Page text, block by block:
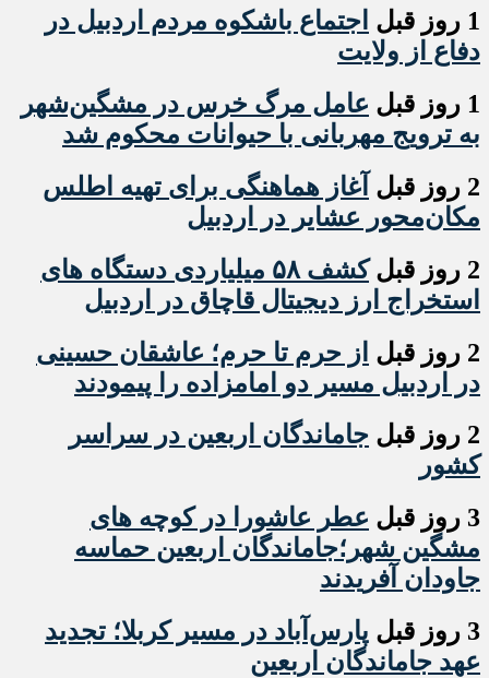
1 روز قبل
اجتماع باشکوه مردم اردبیل در
دفاع از ولایت
1 روز قبل
عامل مرگ خرس در مشگین‌شهر
به ترویج مهربانی با حیوانات محکوم شد
2 روز قبل
آغاز هماهنگی برای تهیه اطلس
مکان‌محور عشایر در اردبیل
2 روز قبل
کشف ۵۸ میلیاردی دستگاه های
استخراج ارز دیجیتال قاچاق در اردبیل
2 روز قبل
از حرم تا حرم؛ عاشقان حسینی
در اردبیل مسیر دو امامزاده را پیمودند
2 روز قبل
جاماندگان اربعین در سراسر
کشور
3 روز قبل
عطر عاشورا در کوچه های
مشگین شهر؛جاماندگان اربعین حماسه
جاودان آفریدند
3 روز قبل
پارس‌آباد در مسیر کربلا؛ تجدید
عهد جاماندگان اربعین